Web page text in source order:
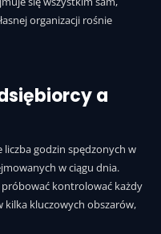
organizacji rośnie
a
godzin spędzonych w
w ciągu dnia.
kontrolować każdy
kilka kluczowych obszarów,